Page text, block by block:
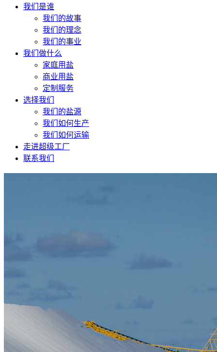
我们是谁
我们的故事
我们的理念
我们的事业
我们做什么
家庭用盐
商业用盐
定制服务
选择我们
我们的盐源
我们如何生产
我们如何运输
走进超级工厂
联系我们